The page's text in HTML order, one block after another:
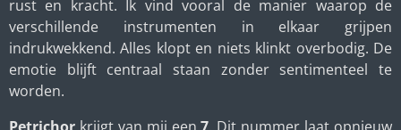
rust en kracht. Ik vind vooral de manier waarop de
verschillende instrumenten in elkaar grijpen
indrukwekkend. Alles klopt en niets klinkt overbodig. De
emotie blijft centraal staan zonder sentimenteel te
worden.